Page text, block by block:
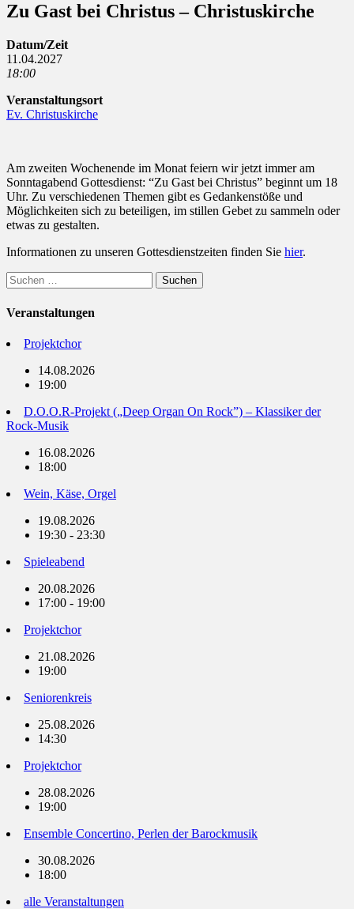
Zu Gast bei Christus – Christuskirche
Datum/Zeit
11.04.2027
18:00
Veranstaltungsort
Ev. Christuskirche
Am zweiten Wochenende im Monat feiern wir jetzt immer am
Sonntagabend Gottesdienst: “Zu Gast bei Christus” beginnt um 18
Uhr. Zu verschiedenen Themen gibt es Gedankenstöße und
Möglichkeiten sich zu beteiligen, im stillen Gebet zu sammeln oder
etwas zu gestalten.
Informationen zu unseren Gottesdienstzeiten finden Sie hier.
Suchen
nach:
Veranstaltungen
Projektchor
14.08.2026
19:00
D.O.O.R-Projekt („Deep Organ On Rock”) – Klassiker der
Rock-Musik
16.08.2026
18:00
Wein, Käse, Orgel
19.08.2026
19:30 - 23:30
Spieleabend
20.08.2026
17:00 - 19:00
Projektchor
21.08.2026
19:00
Seniorenkreis
25.08.2026
14:30
Projektchor
28.08.2026
19:00
Ensemble Concertino, Perlen der Barockmusik
30.08.2026
18:00
alle Veranstaltungen